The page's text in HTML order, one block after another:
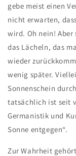
gebe meist einen
nicht erwarten,
wird. Oh nein! Aber
das Lächeln, das
wieder
wenig später.
Sonnenschein
tatsächlich ist seit
Germanistik und
Sonne entgegen“.
Zur Wahrheit